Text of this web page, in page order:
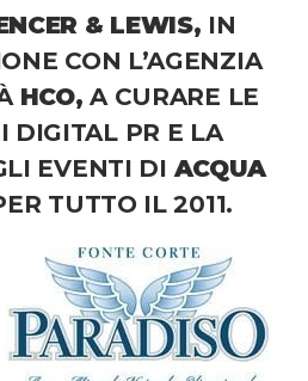
& LEWIS, IN
CON L’AGENZIA
HCO,A CURARE LE
DIGITAL PR E LA
EVENTI DI ACQUA
TUTTO IL 2011.